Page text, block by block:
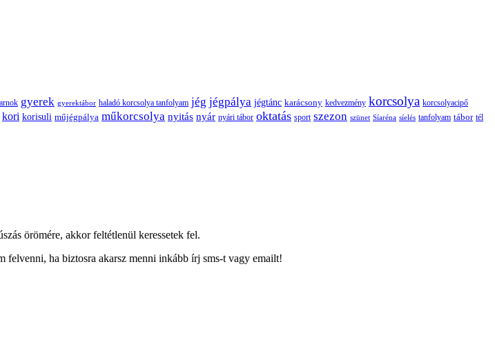
gyerek gyerektábor haladó korcsolya tanfolyam jég jégpálya jégtánc karácsony kedvezmény korcsolya korcsolyacipő
kori korisuli műjégpálya műkorcsolya nyitás nyár nyári tábor oktatás sport szezon szünet Síaréna síelés tanfolyam tábor tél
örömére, akkor feltétlenül keressetek fel.
felvenni, ha biztosra akarsz menni inkább írj sms-t vagy emailt!